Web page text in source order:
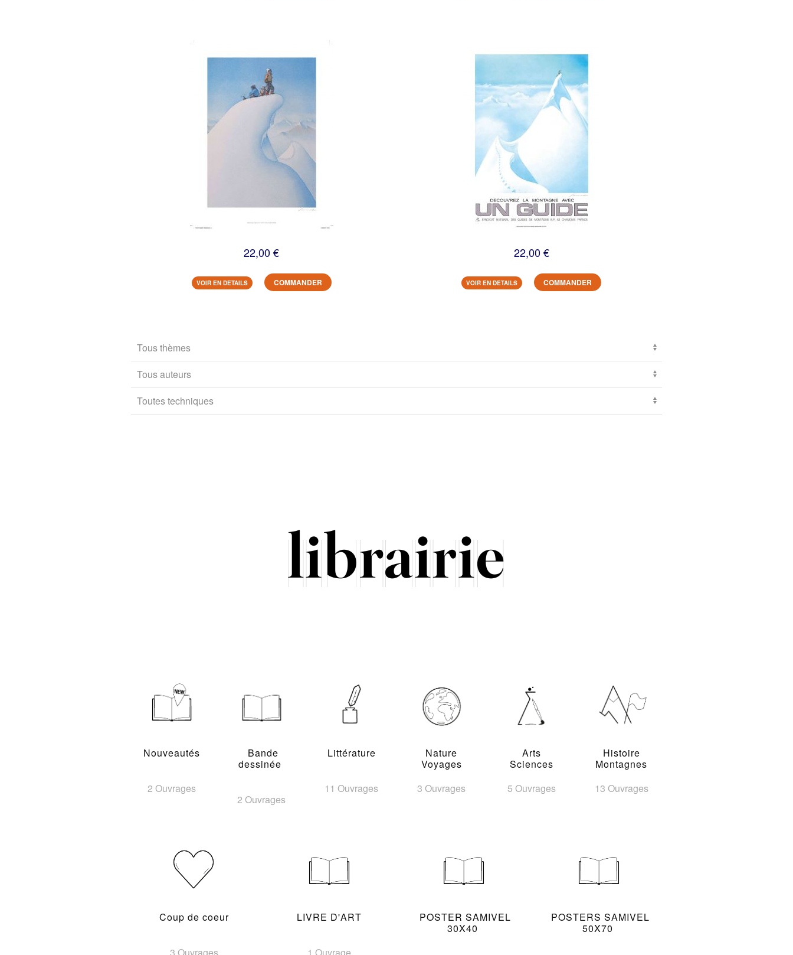
22,00 €
VOIR EN DETAILS COMMANDER
22,00 €
VOIR EN DETAILS COMMANDER
Nouveautés
2 Ouvrages
Bande
dessinée
2 Ouvrages
Littérature
11 Ouvrages
Nature
Voyages
3 Ouvrages
Arts
Sciences
5 Ouvrages
Histoire
Montagnes
13 Ouvrages
Coup de coeur
3 Ouvrages
LIVRE D'ART
1 Ouvrage
POSTER SAMIVEL
30X40
POSTERS SAMIVEL
50X70